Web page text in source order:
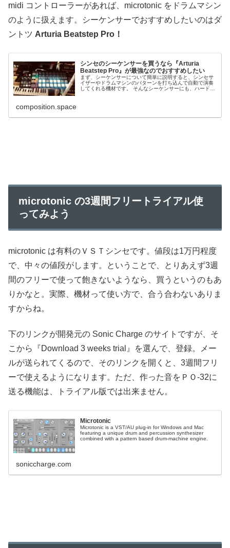
midi コントローラーがあれば、microtonic をドラムマシン
のように扱えます。シーケンサーでおすすめしたいのはダ
ントツ Arturia Beatstep Pro！
シンセのシーケンサーを買うなら『Arturia
Beatstep Pro』が最強なのでおすすめしたい
まず、シーケンサーについて簡単に説明すると、シンセサ
イザーやドラムマシンのパターンを打ち込んで自動で演奏
してくれる機材です。 そんなシーケンサーにも、ハードの
composition.space
microtonic の3週間フリートライアル使
ってみよう
microtonic は有料のＶＳＴシンセです。値段は1万円程度
で、中々の値段がします。ということで、とりあえず3週
間のフリーで使って飽きないようなら、買うというのもあ
りかなと。実際、機材って使い方で、合う合わないありま
すからね。
下のリンクが開発元の Sonic Charge のサイトですが、そ
こから『Download 3 weeks trial』を選んで、登録。メー
ルが送られてくるので、そのリンクを開くと、3週間フリ
ーで使えるようになります。ただ、作った音をＰＯ-32に
送る機能は、トライアル版では出来ません。
Microtonic
Microtonic is a VST/AU plug-in for Windows and Mac
featuring a unique drum and percussion synthesizer
combined with a pattern based drum-machine engine.
soniccharge.com